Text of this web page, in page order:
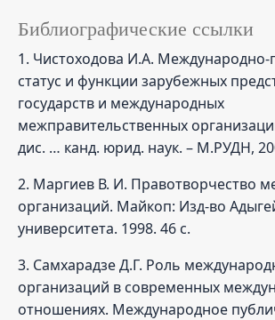
Библиографические ссылки
1. Чистоходова И.А. Международно-
статус и функции зарубежных
государств и международных
межправительственных
дис. … канд. юрид. наук. – М.РУДН,
2. Маргиев В. И. Правотворчество
организаций. Майкоп: Изд-во
университета. 1998. 46 с.
3. Самхарадзе Д.Г. Роль
организаций в современных
отношениях. Международное